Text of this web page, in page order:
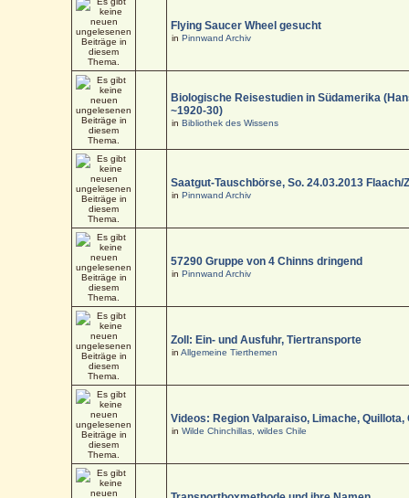
Flying Saucer Wheel gesucht
inPinnwand Archiv
Biologische Reisestudien in Südamerika
~1920-30)
inBibliothek des Wissens
Saatgut-Tauschbörse, So. 24.03.2013 Flaach/
inPinnwand Archiv
57290 Gruppe von 4 Chinns dringend
inPinnwand Archiv
Zoll: Ein- und Ausfuhr, Tiertransporte
inAllgemeine Tierthemen
Videos: Region Valparaiso, Limache, Quillota,
inWilde Chinchillas, wildes Chile